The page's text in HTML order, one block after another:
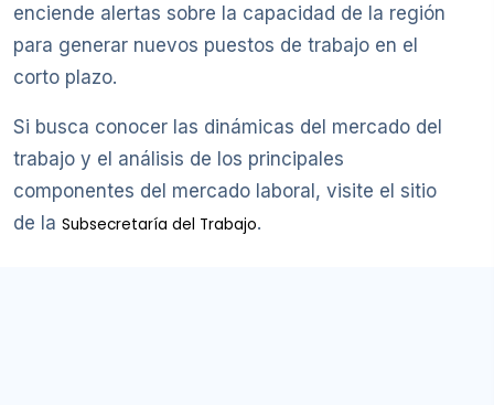
enciende alertas sobre la capacidad de la región
para generar nuevos puestos de trabajo en el
corto plazo.
Si busca conocer las dinámicas del mercado del
trabajo y el análisis de los principales
componentes del mercado laboral, visite el sitio
de la Subsecretaría del Trabajo.